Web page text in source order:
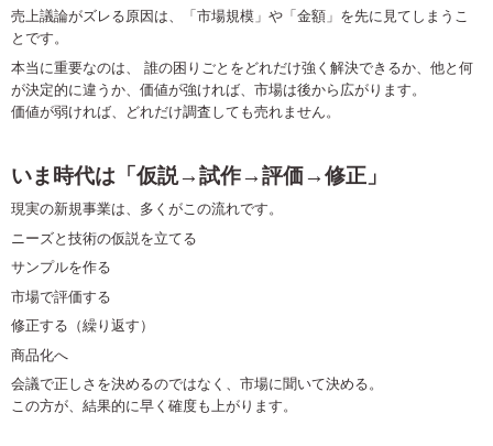
売上議論がズレる原因は、「市場規模」や「金額」を先に見てしまうこ
とです。
本当に重要なのは、
誰の困りごとをどれだけ強く解決できるか、他と何
が決定的に違うか、価値が強ければ、市場は後から広がります。
価値が弱ければ、どれだけ調査しても売れません。
いま時代は「仮説→試作→評価→修正」
現実の新規事業は、多くがこの流れです。
ニーズと技術の仮説を立てる
サンプルを作る
市場で評価する
修正する（繰り返す）
商品化へ
会議で正しさを決めるのではなく、市場に聞いて決める。
この方が、結果的に早く確度も上がります。